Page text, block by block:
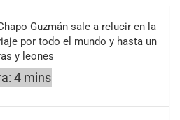
Guzmán sale a relucir en la
por todo el mundo y hasta un
y leones